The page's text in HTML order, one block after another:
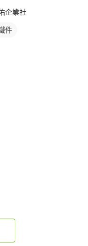
企業社
件